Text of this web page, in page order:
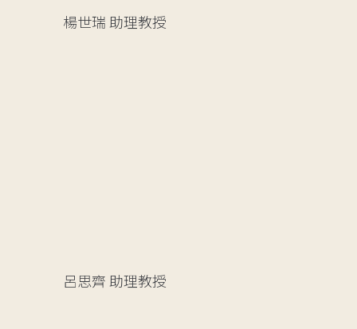
楊世瑞 助理教授
呂思齊 助理教授